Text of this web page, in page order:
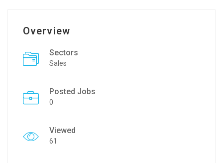
Overview
Sectors
Sales
Posted Jobs
0
Viewed
61